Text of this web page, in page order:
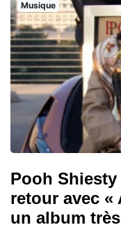
Musique
Pooh
retour avec «
un album